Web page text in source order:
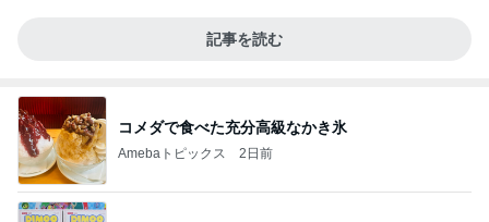
記事を読む
コメダで食べた充分高級なかき氷
Amebaトピックス 2日前